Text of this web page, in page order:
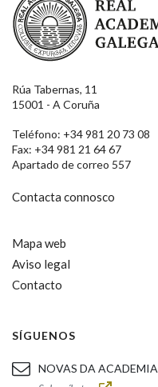
Rúa Tabernas, 11
15001 - A Coruña
Teléfono: +34 981 20 73 08
Fax: +34 981 21 64 67
Apartado de correo 557
Contacta connosco
Mapa web
Aviso legal
Contacto
SÍGUENOS
NOVAS DA ACADEMIA